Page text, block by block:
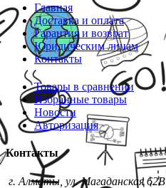
Главная
Доставка и оплата
Гарантия и возврат
Юридическим лицам
Контакты
Товары в сравнении
Избранные товары
Новости
Авторизация
Контакты
г. Алматы, ул. Магаданская 62В